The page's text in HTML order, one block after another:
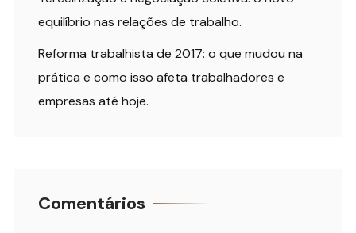
equilíbrio nas relações de trabalho.
Reforma trabalhista de 2017: o que mudou na
prática e como isso afeta trabalhadores e
empresas até hoje.
Comentários